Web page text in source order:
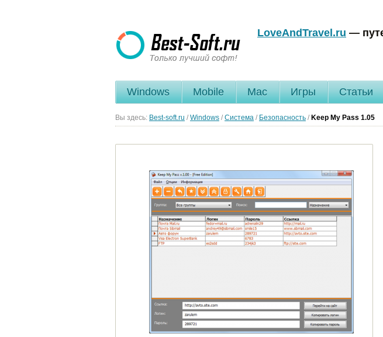
LoveAndTravel.ru —
Windows Mobile Mac Игры Статьи
Вы здесь: Best-soft.ru / Windows / Система / Безопасность / Keep My Pass 1.05